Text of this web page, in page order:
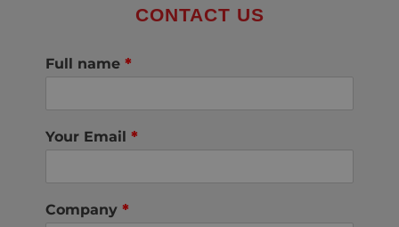
CONTACT US
Full name *
Your Email *
Company *